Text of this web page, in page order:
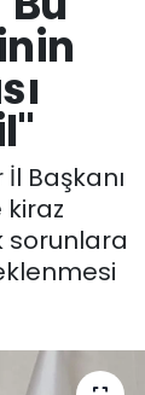
Başkanı
sorunlara